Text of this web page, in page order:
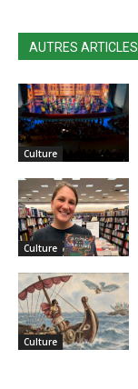
AUTRES ARTICLES
Culture
Culture
Culture